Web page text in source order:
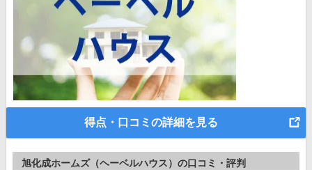
得点・口コミの詳細を見る
旭化成ホームズ（ヘーベルハウス）の口コミ・評判